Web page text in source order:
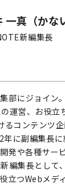
一真（かな
新編集長
部にジョイン
運営、お役立
るコンテンツ
に副編集長
発や各種サー
編集長として
立つWebメデ